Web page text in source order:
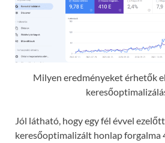
Milyen eredményeket érhetők
Jól látható, hogy egy fél évvel
keresőoptimalizált honlap forgalma